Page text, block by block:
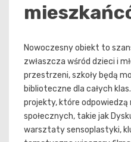
Nowoczesny obiekt to
zwłaszcza wśród dzieci i
przestrzeni, szkoły będą
biblioteczne dla całych
projekty, które
społecznych, takie jak
warsztaty sensoplastyki,